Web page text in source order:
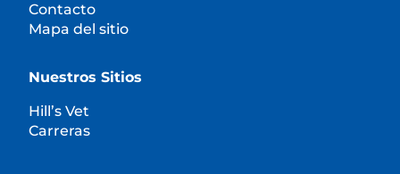
Contacto
Mapa del sitio
Nuestros Sitios
Hill’s Vet
Carreras